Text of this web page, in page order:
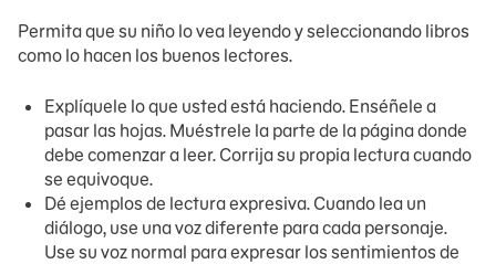
Permita que su niño lo vea leyendo y seleccionando libros
como lo hacen los buenos lectores.
Explíquele lo que usted está haciendo. Enséñele a
pasar las hojas. Muéstrele la parte de la página donde
debe comenzar a leer. Corrija su propia lectura cuando
se equivoque.
Dé ejemplos de lectura expresiva. Cuando lea un
diálogo, use una voz diferente para cada personaje.
Use su voz normal para expresar los sentimientos de